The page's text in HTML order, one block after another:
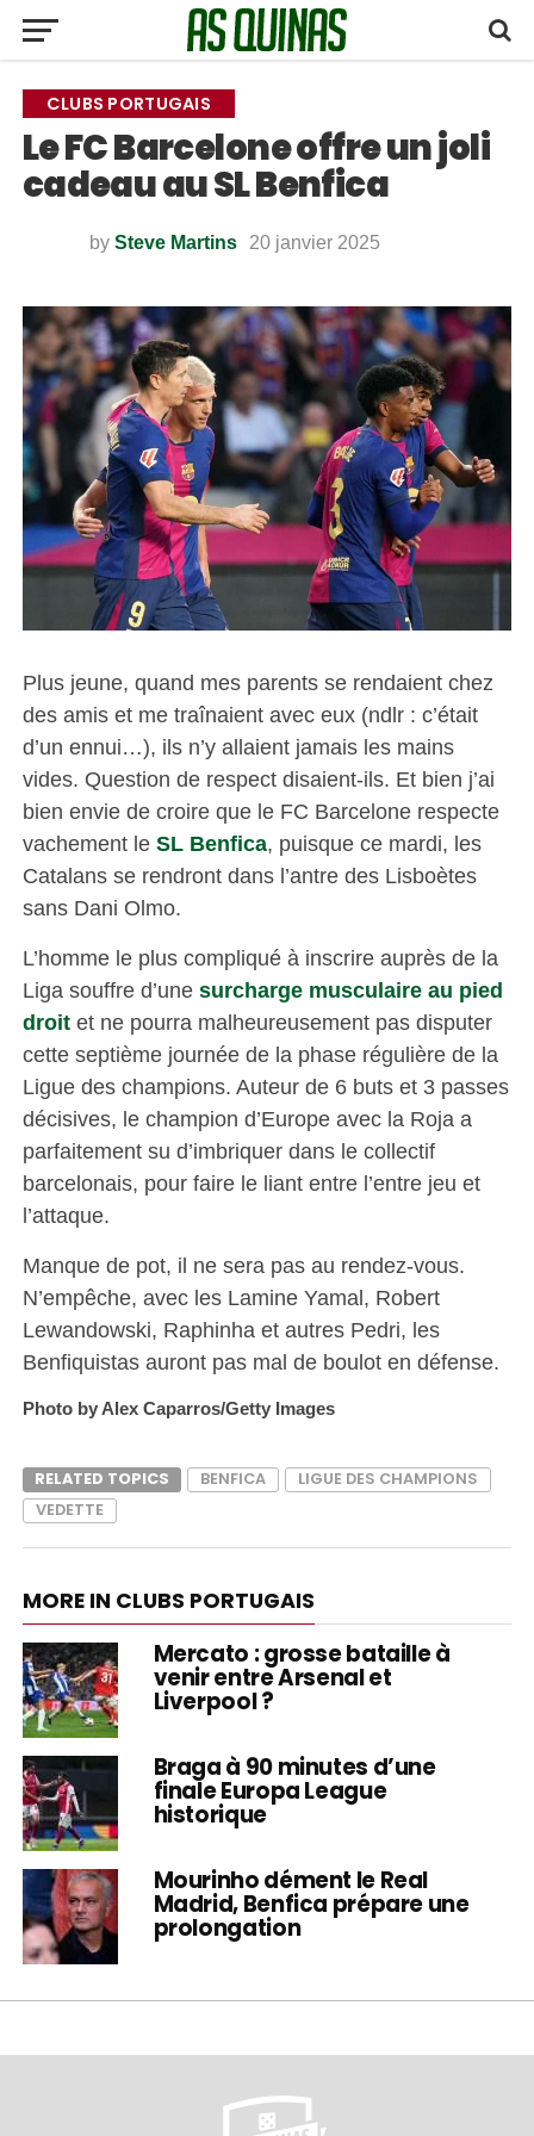
CLUBS PORTUGAIS
Le FC Barcelone offre un joli
cadeau au SL Benfica
by Steve Martins 20 janvier 2025
Plus jeune, quand mes parents se rendaient chez
des amis et me traînaient avec eux (ndlr : c’était
d’un ennui…), ils n’y allaient jamais les mains
vides. Question de respect disaient-ils. Et bien j’ai
bien envie de croire que le FC Barcelone respecte
vachement le SL Benfica, puisque ce mardi, les
Catalans se rendront dans l’antre des Lisboètes
sans Dani Olmo.
L’homme le plus compliqué à inscrire auprès de la
Liga souffre d’une surcharge musculaire au pied
droitet ne pourra malheureusement pas disputer
cette septième journée de la phase régulière de la
Ligue des champions. Auteur de 6 buts et 3 passes
décisives, le champion d’Europe avec la Roja a
parfaitement su d’imbriquer dans le collectif
barcelonais, pour faire le liant entre l’entre jeu et
l’attaque.
Manque de pot, il ne sera pas au rendez-vous.
N’empêche, avec les Lamine Yamal, Robert
Lewandowski, Raphinha et autres Pedri, les
Benfiquistas auront pas mal de boulot en défense.
Photo by Alex Caparros/Getty Images
RELATED TOPICS BENFICA
LIGUE DES CHAMPIONS
VEDETTE
MORE IN CLUBS PORTUGAIS
Mercato : grosse bataille à
venir entre Arsenal et
Liverpool ?
Braga à 90 minutes d’une
finale Europa League
historique
Mourinho dément le Real
Madrid, Benfica prépare une
prolongation